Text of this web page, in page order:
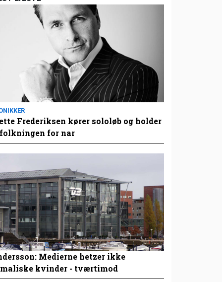
Frederiksen kører sololøb og holder
for nar
Medierne hetzer ikke
kvinder - tværtimod